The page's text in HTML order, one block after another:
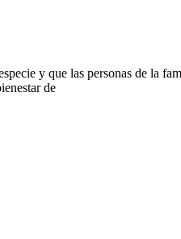
y que las personas de la
de